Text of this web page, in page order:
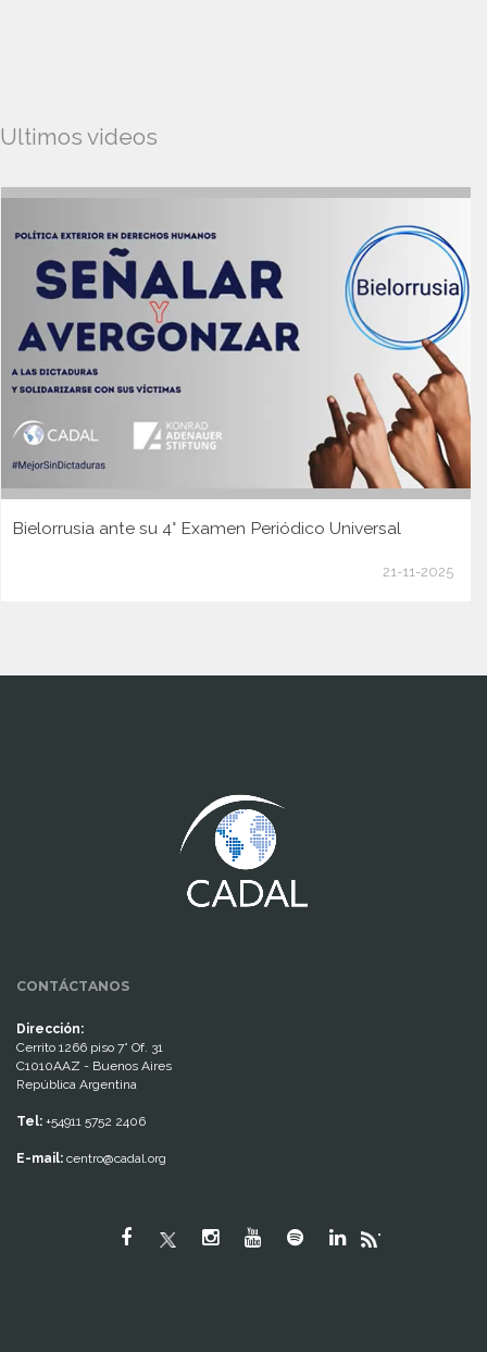
Ultimos videos
Bielorrusia ante su 4° Examen Periódico Universal
21-11-2025
CONTÁCTANOS
Dirección:
Cerrito 1266 piso 7° Of. 31
C1010AAZ - Buenos Aires
República Argentina
Tel: +54911 5752 2406
E-mail: centro@cadal.org
"